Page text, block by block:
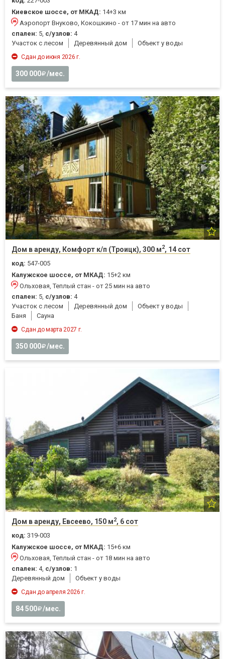
Киевское шоссе, от МКАД: 14+3 км
Аэропорт Внуково, Кокошкино - от 17 мин на авто
спален: 5, с/узлов: 4
Участок с лесом
Деревянный дом Объект у воды
Сдан до июня 2026 г.
300 000 /мес.
Дом в аренду, Комфорт к/п (Троицк), 300 м2, 14 сот
код: 547-005
Калужское шоссе, от МКАД: 15+2 км
Ольховая, Теплый стан - от 25 мин на авто
спален: 5, с/узлов: 4
Участок с лесом
Деревянный дом
Объект у воды
Баня
Cауна
Сдан до марта 2027 г.
350 000 /мес.
Дом в аренду, Евсеево, 150 м2, 6 сот
код: 319-003
Калужское шоссе, от МКАД: 15+6 км
Ольховая, Теплый стан - от 18 мин на авто
спален: 4, с/узлов: 1
Деревянный дом
Объект у воды
Сдан до апреля 2026 г.
84 500 /мес.